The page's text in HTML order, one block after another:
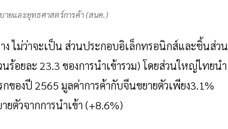
ายและยุทธศาสตร์การค้า (สนค.)
ไม่ว่าจะเป็น ส่วนประกอบอิเล็กทรอนิกส์และชิ้นส่วน
อยละ 23.3 ของการนำเข้ารวม) โดยส่วนใหญ่ไทยนำ
ของปี 2565 มูลค่าการค้ากับจีนขยายตัวเพียง3.1%
ตัวจากการนำเข้า (+8.6%)